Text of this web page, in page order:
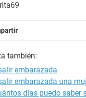
también:
embarazada
embarazada una
dias puedo saber